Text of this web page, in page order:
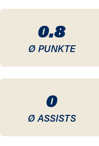
0.8
Ø PUNKTE
0
Ø ASSISTS